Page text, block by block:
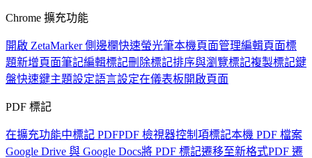
Chrome 擴充功能
開啟 ZetaMarker 側邊欄快速螢光筆本機頁面管理編輯頁面標
題新增頁面筆記編輯標記刪除標記排序與瀏覽標記複製標記鍵
盤快速鍵主題設定語言設定在儀表板開啟頁面
PDF 標記
在擴充功能中標記 PDFPDF 檢視器控制項標記本機 PDF 檔案
Google Drive 與 Google Docs將 PDF 標記遷移至新格式PDF 遷